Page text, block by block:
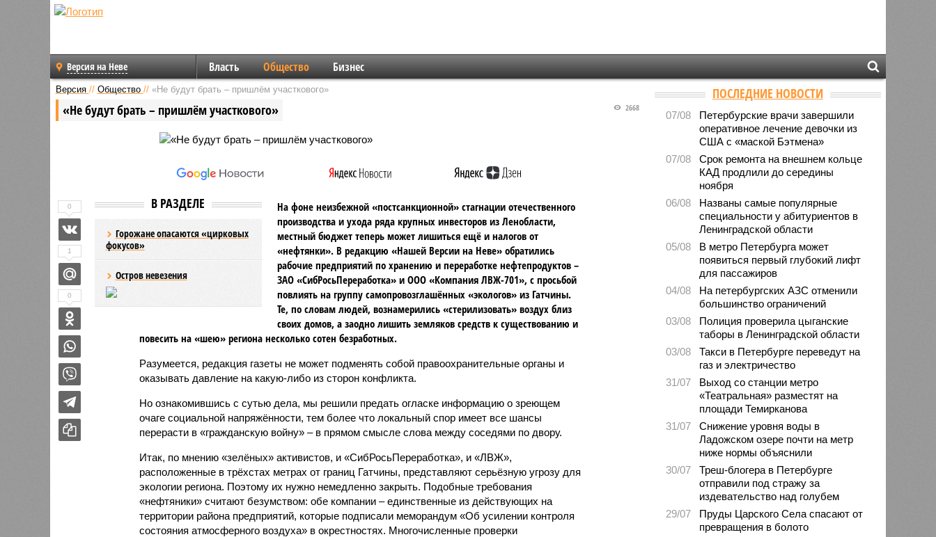
Версия на Неве Власть Общество Бизнес
Версия // Общество // «Не будут брать – пришлём участкового»
«Не будут брать – пришлём участкового» 2668
В РАЗДЕЛЕ
Горожане опасаются «цирковых
фокусов»
Остров невезения
На фоне неизбежной «постсанкционной» стагнации отечественного
производства и ухода ряда крупных инвесторов из Ленобласти,
местный бюджет теперь может лишиться ещё и налогов от
«нефтянки». В редакцию «Нашей Версии на Неве» обратились
рабочие предприятий по хранению и переработке нефтепродуктов –
ЗАО «СибРосьПереработка» и ООО «Компания ЛВЖ-701», с просьбой
повлиять на группу самопровозглашённых «экологов» из Гатчины.
Те, по словам людей, вознамерились «стерилизовать» воздух близ
своих домов, а заодно лишить земляков средств к существованию и
повесить на «шею» региона несколько сотен безработных.
Разумеется, редакция газеты не может подменять собой правоохранительные органы и
оказывать давление на какую-либо из сторон конфликта.
Но ознакомившись с сутью дела, мы решили предать огласке информацию о зреющем
очаге социальной напряжённости, тем более что локальный спор имеет все шансы
перерасти в «гражданскую войну» – в прямом смысле слова между соседями по двору.
Итак, по мнению «зелёных» активистов, и «СибРосьПереработка», и «ЛВЖ»,
расположенные в трёхстах метрах от границ Гатчины, представляют серьёзную угрозу для
экологии региона. Поэтому их нужно немедленно закрыть. Подобные требования
«нефтяники» считают безумством: обе компании – единственные из действующих на
территории района предприятий, которые подписали меморандум «Об усилении контроля
состояния атмосферного воздуха» в окрестностях. Многочисленные проверки
0
1
0
ПОСЛЕДНИЕ НОВОСТИ
07/08
Петербурские врачи завершили
оперативное лечение девочки из
США с «маской Бэтмена»
07/08
Срок ремонта на внешнем кольце
КАД продлили до середины
ноября
06/08
Названы самые популярные
специальности у абитуриентов в
Ленинградской области
05/08
В метро Петербурга может
появиться первый глубокий лифт
для пассажиров
04/08
На петербургских АЗС отменили
большинство ограничений
03/08
Полиция проверила цыганские
таборы в Ленинградской области
03/08
Такси в Петербурге переведут на
газ и электричество
31/07
Выход со станции метро
«Театральная» разместят на
площади Темирканова
31/07
Снижение уровня воды в
Ладожском озере почти на метр
ниже нормы объяснили
30/07
Треш-блогера в Петербурге
отправили под стражу за
издевательство над голубем
29/07
Пруды Царского Села спасают от
превращения в болото